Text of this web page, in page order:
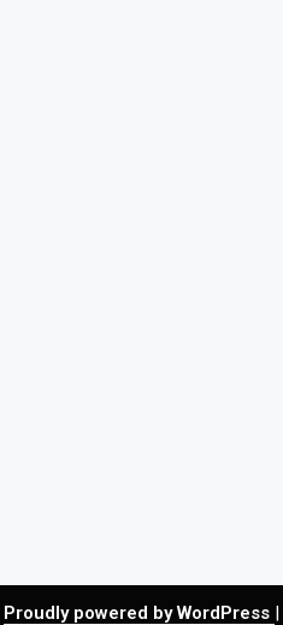
Proudly powered by WordPress |